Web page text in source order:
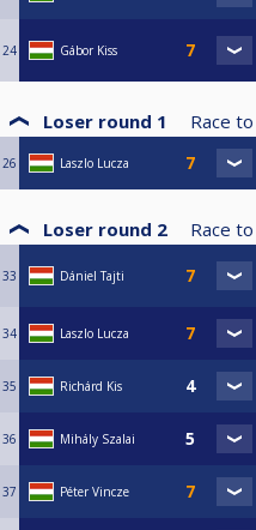
24 Gábor Kiss
Loser round 1 Race to
26 Laszlo Lucza
Loser round 2 Race to
33 Dániel Tajti
34 Laszlo Lucza
35 Richárd Kis
36 Mihály Szalai
37 Péter Vincze